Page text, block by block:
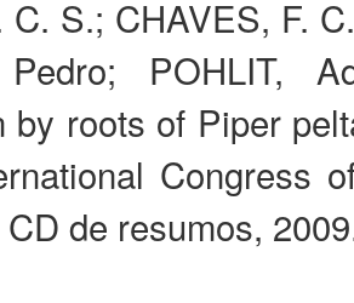
C. S.; CHAVES, F.
POHLIT,
by roots of Piper
Congress
de resumos,